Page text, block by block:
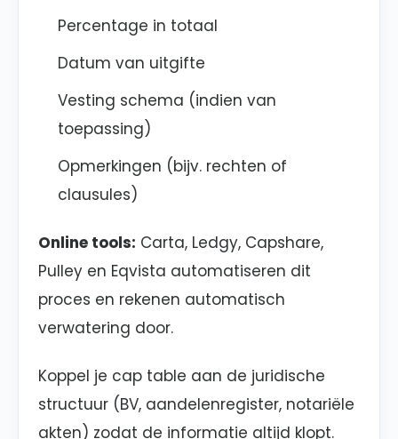
Percentage in totaal
Datum van uitgifte
Vesting schema (indien van
toepassing)
Opmerkingen (bijv. rechten of
clausules)
Online tools: Carta, Ledgy, Capshare,
Pulley en Eqvista automatiseren dit
proces en rekenen automatisch
verwatering door.
Koppel je cap table aan de juridische
structuur (BV, aandelenregister, notariële
akten) zodat de informatie altijd klopt.